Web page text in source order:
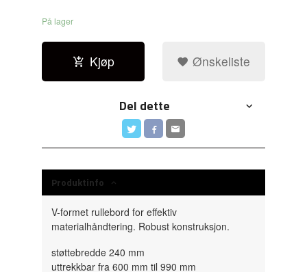
På lager
Kjøp Ønskeliste
Del dette
Produktinfo
V-formet rullebord for effektiv
materialhåndtering. Robust konstruksjon.
støttebredde 240 mm
uttrekkbar fra 600 mm til 990 mm